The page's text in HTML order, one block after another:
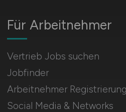
Für Arbeitnehmer
Vertrieb Jobs suchen
Jobfinder
Arbeitnehmer Registrierung
Social Media & Networks